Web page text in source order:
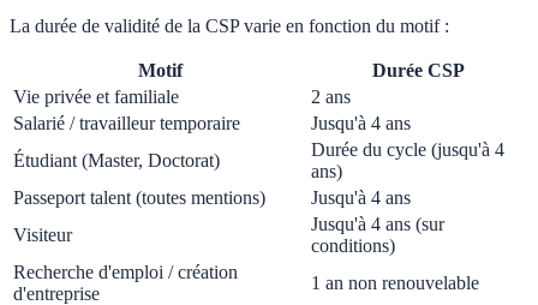
La durée de validité de la CSP varie en fonction du motif :
Motif
Durée CSP
Vie privée et familiale
2 ans
Salarié / travailleur temporaire
Jusqu'à 4 ans
Étudiant (Master, Doctorat)
Durée du cycle (jusqu'à 4
ans)
Passeport talent (toutes mentions)
Jusqu'à 4 ans
Visiteur
Jusqu'à 4 ans (sur
conditions)
Recherche d'emploi / création
d'entreprise
1 an non renouvelable